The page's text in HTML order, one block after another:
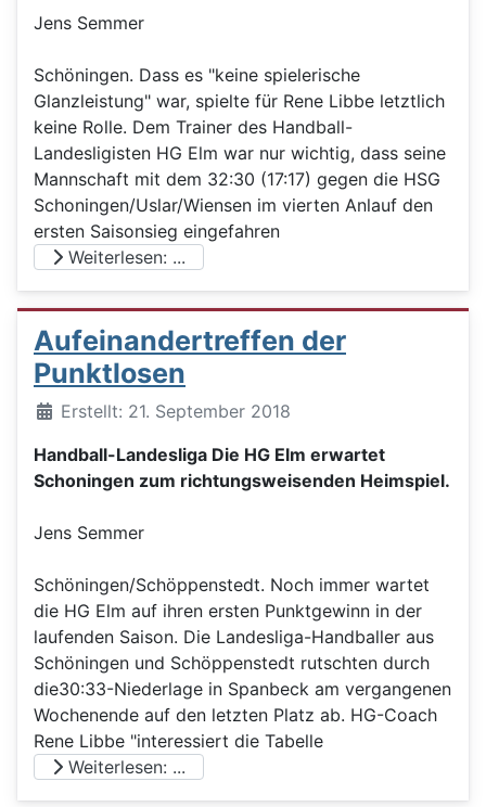
Jens Semmer
Schöningen. Dass es "keine spielerische
Glanzleistung" war, spielte für Rene Libbe letztlich
keine Rolle. Dem Trainer des Handball-
Landesligisten HG Elm war nur wichtig, dass seine
Mannschaft mit dem 32:30 (17:17) gegen die HSG
Schoningen/Uslar/Wiensen im vierten Anlauf den
ersten Saisonsieg eingefahren
Weiterlesen: ...
Aufeinandertreffen der
Punktlosen
DetailsErstellt: 21. September 2018
Handball-Landesliga Die HG Elm erwartet
Schoningen zum richtungsweisenden Heimspiel.
Jens Semmer
Schöningen/Schöppenstedt. Noch immer wartet
die HG Elm auf ihren ersten Punktgewinn in der
laufenden Saison. Die Landesliga-Handballer aus
Schöningen und Schöppenstedt rutschten durch
die30:33-Niederlage in Spanbeck am vergangenen
Wochenende auf den letzten Platz ab. HG-Coach
Rene Libbe "interessiert die Tabelle
Weiterlesen: ...